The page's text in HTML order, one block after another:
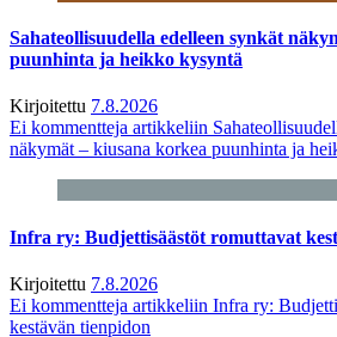
Sahateollisuudella edelleen synkät
puunhinta ja heikko kysyntä
Kirjoitettu 7.8.2026
Ei kommentteja artikkeliin
näkymät – kiusana korkea puunhinta ja
Infra ry: Budjettisäästöt romuttavat
Kirjoitettu 7.8.2026
Ei kommentteja artikkeliin Infra ry:
kestävän tienpidon